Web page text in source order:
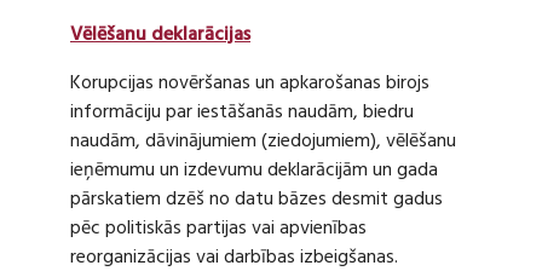
Vēlēšanu deklarācijas
Korupcijas novēršanas un apkarošanas birojs
informāciju par iestāšanās naudām, biedru
naudām, dāvinājumiem (ziedojumiem), vēlēšanu
ieņēmumu un izdevumu deklarācijām un gada
pārskatiem dzēš no datu bāzes desmit gadus
pēc politiskās partijas vai apvienības
reorganizācijas vai darbības izbeigšanas.